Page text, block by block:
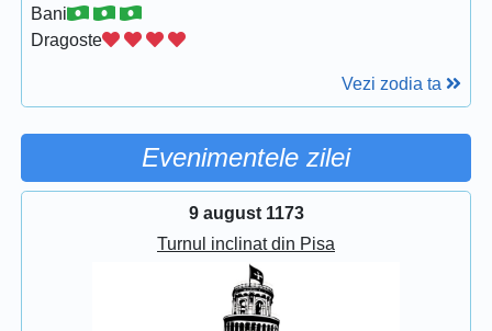
Bani
Dragoste
Vezi zodia ta
Evenimentele zilei
9 august 1173
Turnul inclinat din Pisa